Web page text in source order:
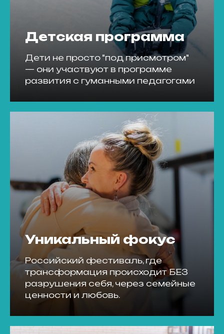
Детская программа
Дети не просто "под присмотром"
— они участвуют в программе
развития с гуманными педагогами
Уникальный фокус
Российский фестиваль, где
трансформация происходит БЕЗ
разрушения себя, через семейные
ценности и любовь.